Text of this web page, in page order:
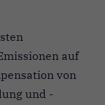
auf
von
und -